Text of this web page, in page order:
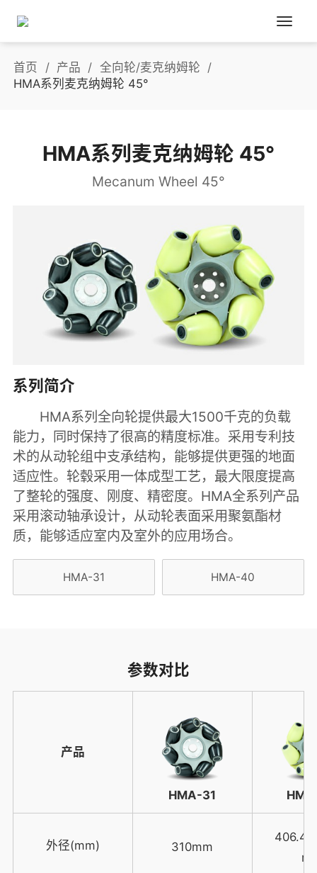
首页 产品
全向轮/麦克纳姆轮
HMA系列麦克纳姆轮 45°
HMA系列麦克纳姆轮 45°
Mecanum Wheel 45°
系列简介
HMA系列全向轮提供最大1500千克的负载
能力，同时保持了很高的精度标准。采用专利技
术的从动轮组中支承结构，能够提供更强的地面
适应性。轮毂采用一体成型工艺，最大限度提高
了整轮的强度、刚度、精密度。HMA全系列产品
采用滚动轴承设计，从动轮表面采用聚氨酯材
质，能够适应室内及室外的应用场合。
HMA-31 HMA-40
参数对比
产品
HMA-31
外径(mm) 310mm
406.4